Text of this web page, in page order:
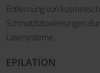
Entfernung von
Schmutztätowierungen
Lasersysteme.
EPILATION